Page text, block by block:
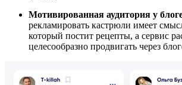
Мотивированная аудитория у
рекламировать кастрюли имеет
который постит рецепты, а сервис
целесообразно продвигать через